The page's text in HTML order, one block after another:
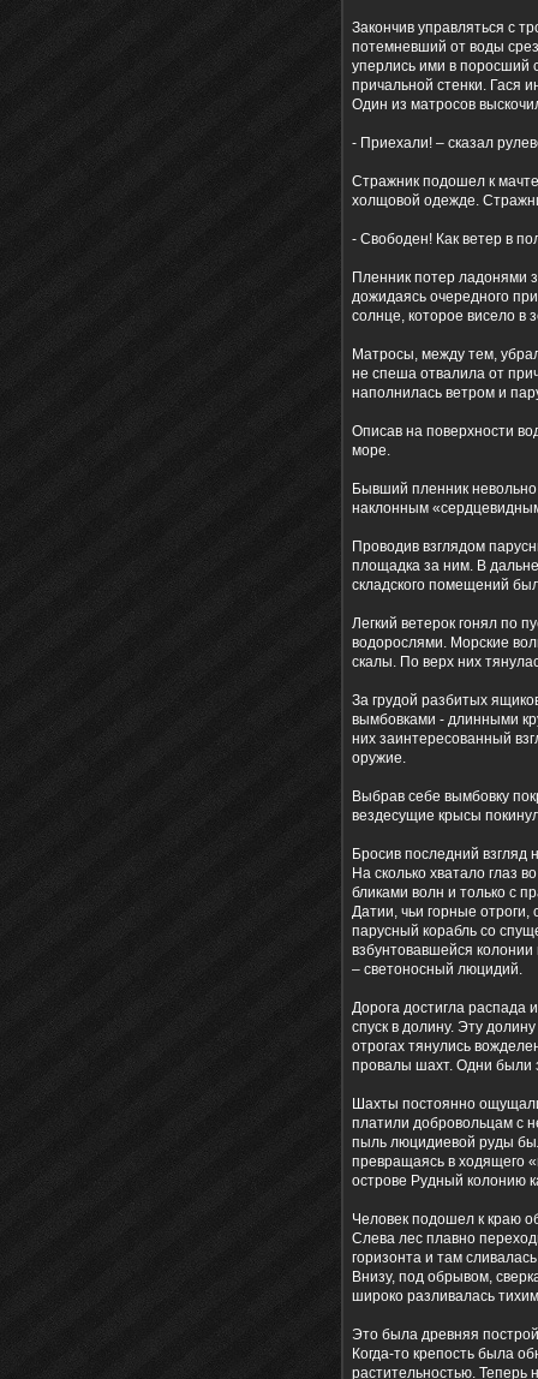
Закончив управляться с
потемневший от воды
уперлись ими в поросший
причальной стенки. Гася
Один из матросов
- Приехали! – сказал
Стражник подошел к
холщовой одежде.
- Свободен! Как ветер в
Пленник потер ладонями
дожидаясь очередного
солнце, которое висело в
Матросы, между тем,
не спеша отвалила от
наполнилась ветром и
Описав на поверхности
море.
Бывший пленник
наклонным
Проводив взглядом
площадка за ним. В
складского помещений
Легкий ветерок гонял по
водорослями. Морские
скалы. По верх них
За грудой разбитых
вымбовками - длинными
них заинтересованный
оружие.
Выбрав себе вымбовку
вездесущие крысы
Бросив последний
На сколько хватало глаз
бликами волн и только с
Датии, чьи горные
парусный корабль со
взбунтовавшейся
– светоносный люцидий.
Дорога достигла распада
спуск в долину. Эту
отрогах тянулись
провалы шахт. Одни были
Шахты постоянно
платили добровольцам с
пыль люцидиевой руды
превращаясь в ходящего
острове Рудный колонию
Человек подошел к краю
Слева лес плавно
горизонта и там
Внизу, под обрывом,
широко разливалась
Это была древняя
Когда-то крепость была
растительностью. Теперь